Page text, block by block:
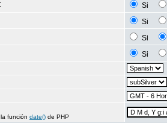
Si
Si
Si
Si
función date() de PHP